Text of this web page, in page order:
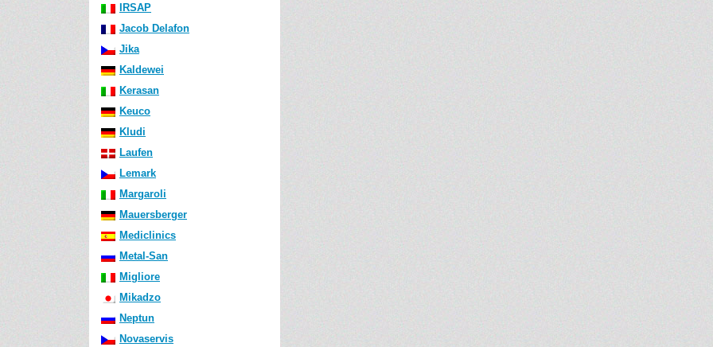
IRSAP
Jacob Delafon
Jika
Kaldewei
Kerasan
Keuco
Kludi
Laufen
Lemark
Margaroli
Mauersberger
Mediclinics
Metal-San
Migliore
Mikadzo
Neptun
Novaservis